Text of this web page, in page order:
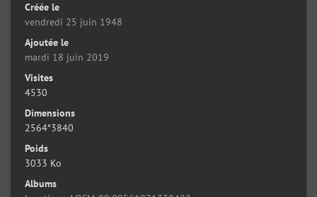
Créée le
vendredi 25 juin 1948
Ajoutée le
mardi 18 juin 2019
Visites
4530
Dimensions
2564*3840
Poids
3033 Ko
Albums